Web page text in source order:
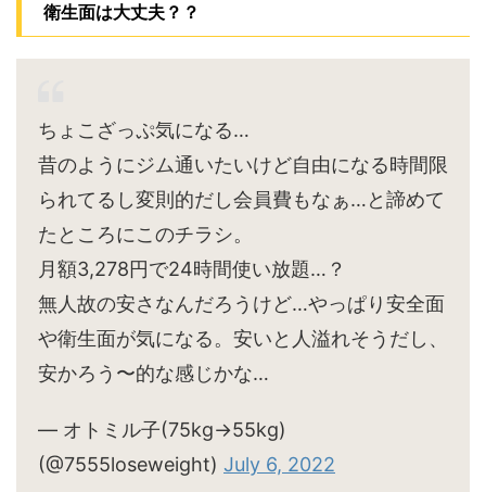
衛生面は大丈夫？？
ちょこざっぷ気になる…
昔のようにジム通いたいけど自由になる時間限
られてるし変則的だし会員費もなぁ…と諦めて
たところにこのチラシ。
月額3,278円で24時間使い放題…？
無人故の安さなんだろうけど…やっぱり安全面
や衛生面が気になる。安いと人溢れそうだし、
安かろう〜的な感じかな…
— オトミル子(75kg→55kg)
(@7555loseweight) July 6, 2022